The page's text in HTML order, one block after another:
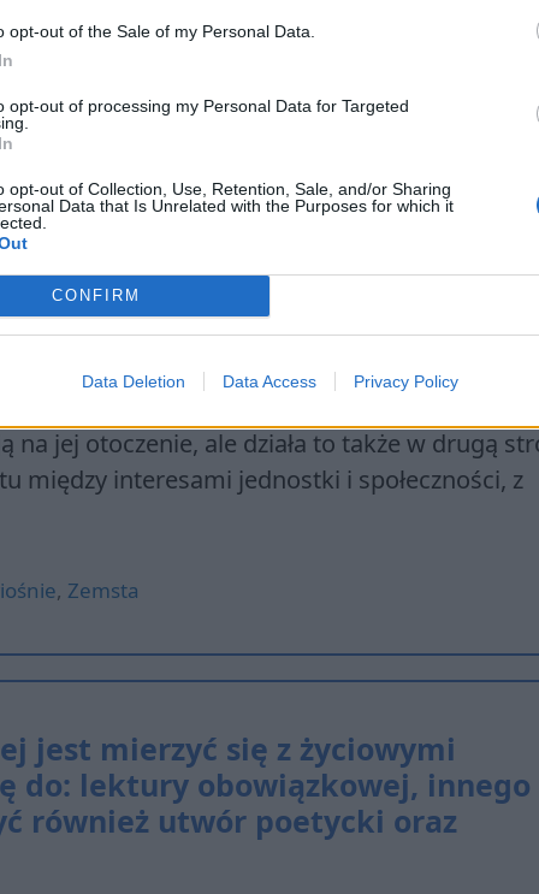
opt-out of the Sale of my Personal Data.
opt-out of processing my Personal Data for Targeted
opt-out of Collection, Use, Retention, Sale, and/or Sharing
Data that Is Unrelated with the Purposes for which it
CONFIRM
Data Deletion Data Access Privacy Policy
Dziadach Adama Mickiewicza.
W pracy odwołaj się do:
– może to być również
Od dawna toczy się także konflikt między
na jej otoczenie, ale działa to także w drugą
między interesami jednostki i społeczności, z
, Zemsta
jest mierzyć się z życiowymi
do: lektury obowiązkowej, innego
również utwór poetycki oraz